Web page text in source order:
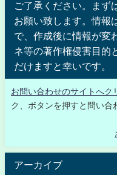
ご了承ください。まず
お願い致します。情報
で、作成後に情報が変
ネ等の著作権侵害目的
だけますと幸いです。
お問い合わせのサイトへク
ク、ボタンを押すと問い合
アーカイブ